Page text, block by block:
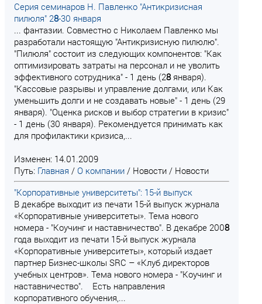
Серия семинаров Н. Павленко "Антикризисная
пилюля" 28-30 января
... фантазии. Совместно с Николаем Павленко мы
разработали настоящую "Антикризисную пилюлю".
"Пилюля" состоит из следующих компонентов: "Как
оптимизировать затраты на персонал и не уволить
эффективного сотрудника" - 1 день (28января).
"Кассовые разрывы и управление долгами, или Как
уменьшить долги и не создавать новые" - 1 день (29
января). "Оценка рисков и выбор стратегии в кризис"
- 1 день (30 января). Рекомендуется принимать как
для профилактики кризиса,...
Изменен: 14.01.2009
Путь: Главная / О компании / Новости / Новости
"Корпоративные университеты": 15-й выпуск
В декабре выходит из печати 15-й выпуск журнала
«Корпоративные университеты». Тема нового
номера - "Коучинг и наставничество". В декабре 2008
года выходит из печати 15-й выпуск журнала
«Корпоративные университеты», который издает
партнер Бизнес-школы SRC – «Клуб директоров
учебных центров». Тема нового номера - "Коучинг и
наставничество". Есть направления
корпоративного обучения,...